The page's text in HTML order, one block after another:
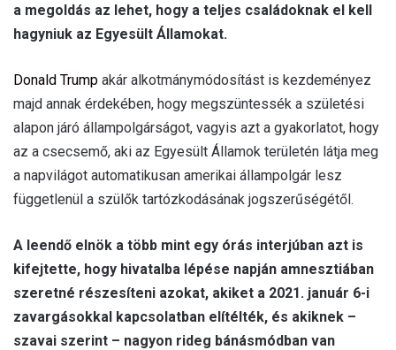
a megoldás az lehet, hogy a teljes családoknak el kell
hagyniuk az Egyesült Államokat.
Donald Trump akár alkotmánymódosítást is kezdeményez
majd annak érdekében, hogy megszüntessék a születési
alapon járó állampolgárságot, vagyis azt a gyakorlatot, hogy
az a csecsemő, aki az Egyesült Államok területén látja meg
a napvilágot automatikusan amerikai állampolgár lesz
függetlenül a szülők tartózkodásának jogszerűségétől.
A leendő elnök a több mint egy órás interjúban azt is
kifejtette, hogy hivatalba lépése napján amnesztiában
szeretné részesíteni azokat, akiket a 2021. január 6-i
zavargásokkal kapcsolatban elítélték, és akiknek –
szavai szerint – nagyon rideg bánásmódban van